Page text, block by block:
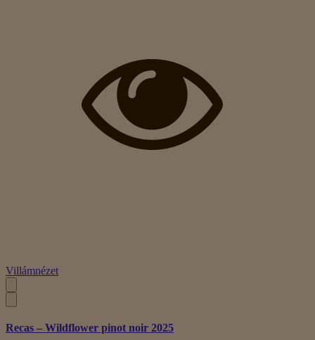
Villámnézet
Recas – Wildflower pinot noir 2025